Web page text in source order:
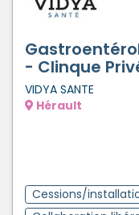
- Clinque
VIDYA SANTE
Hérault
Cessions/